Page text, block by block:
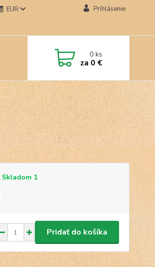
EUR Prihlásenie
0ks
za 0 €
Skladom 1
Pridať do košíka